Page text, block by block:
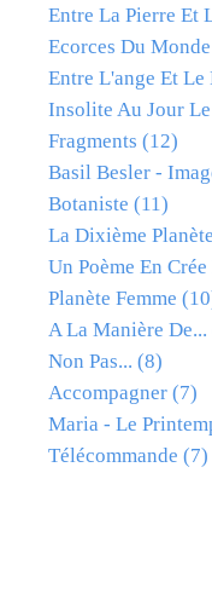
Entre La Pierre Et
Ecorces Du Monde
Entre L'ange Et Le
Insolite Au Jour
Fragments (12)
Basil Besler -
Botaniste (11)
La Dixième Planète
Un Poème En
Planète Femme
A La Manière De...
Non Pas... (8)
Accompagner (7)
Maria - Le
Télécommande (7)